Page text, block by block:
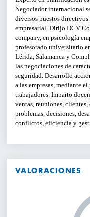
Negociador internacional
diversos puestos directivos
empresarial. Dirijo DCV
company, en psicología
profesorado universitario
Lérida, Salamanca y
las negociaciones de
seguridad. Desarrollo
a las empresas, mediante
trabajadores. Imparto
ventas, reuniones,
problemas, decisiones,
conflictos, eficiencia y
VALORACIONES